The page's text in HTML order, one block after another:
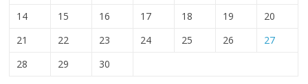
14
15 16 17 18 19
20
21
22 23 24 25 26
27
28
29 30